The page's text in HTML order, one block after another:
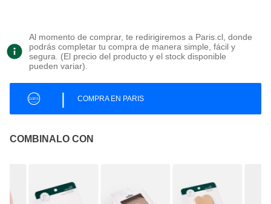
Al momento de comprar, te redirigiremos a Paris.cl, donde
podrás completar tu compra de manera simple, fácil y
segura. (El precio del producto y el stock disponible
pueden variar).
| COMPRA EN PARIS
COMBINALO CON